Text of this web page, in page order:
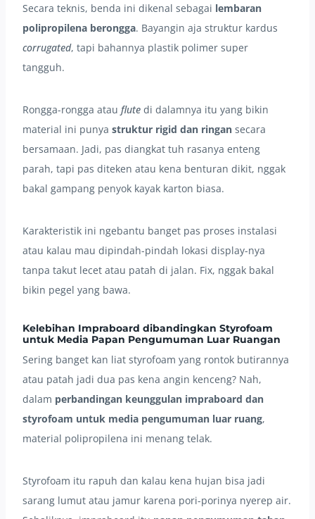
Secara teknis, benda ini dikenal sebagai lembaran
polipropilena berongga. Bayangin aja struktur kardus
corrugated, tapi bahannya plastik polimer super
tangguh.
Rongga-rongga atau flute di dalamnya itu yang bikin
material ini punya struktur rigid dan ringan secara
bersamaan. Jadi, pas diangkat tuh rasanya enteng
parah, tapi pas diteken atau kena benturan dikit, nggak
bakal gampang penyok kayak karton biasa.
Karakteristik ini ngebantu banget pas proses instalasi
atau kalau mau dipindah-pindah lokasi display-nya
tanpa takut lecet atau patah di jalan. Fix, nggak bakal
bikin pegel yang bawa.
Kelebihan Impraboard dibandingkan Styrofoam
untuk Media Papan Pengumuman Luar Ruangan
Sering banget kan liat styrofoam yang rontok butirannya
atau patah jadi dua pas kena angin kenceng? Nah,
dalam perbandingan keunggulan impraboard dan
styrofoam untuk media pengumuman luar ruang,
material polipropilena ini menang telak.
Styrofoam itu rapuh dan kalau kena hujan bisa jadi
sarang lumut atau jamur karena pori-porinya nyerep air.